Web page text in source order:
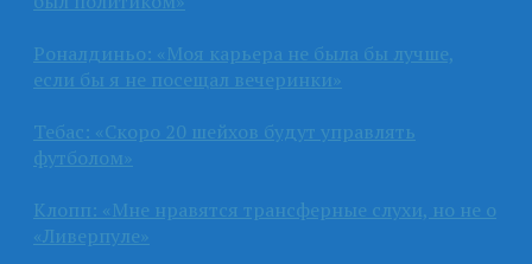
Роналдиньо: «Моя карьера не была бы лучше,
если бы я не посещал вечеринки»
Тебас: «Скоро 20 шейхов будут управлять
футболом»
Клопп: «Мне нравятся трансферные слухи, но не о
«Ливерпуле»